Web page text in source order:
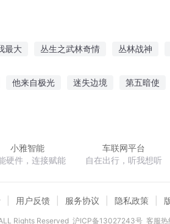
最大 丛生之武林奇情 丛林战神
他来自极光 迷失边境 第五暗使
小雅智能
硬件，连接赋能
车联网平台
自在出行，听我想听
用户反馈 服务协议 隐私政策
Rights Reserved 沪ICP备13027243号 客服